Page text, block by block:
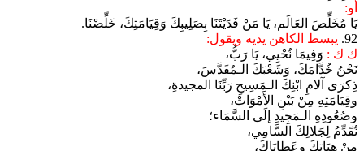
أو:
يَا مُخَلِّصَ العَالَم، يَا مَنْ فَدَيْتَنَا بِصَلِيبِكَ وَقِيَامَتِكَ، خَلِّصْنَا.
92. يبسط الكاهن يديه ويقول:
ك ك : وَفِيمَا نُحْيِي، يَا رَبُّ،
نَحْنُ خُدَّامَكَ، وَشَعْبَكَ الـمُقَدَّسَ،
ذِكرَى آلامِ ابْنِكَ الـمَسِيحِ رَبِّنَا المجيدةِ،
وقِيَامَتِهِ مِنْ بَيْنِ الأَمْوَاتْ،
وصُعُودِهِ الـمَجِيدِ إلَى السَّمَاء؛
نُقَدِّمُ لِجَلالِكَ السَّامِي،
مِنْ هِبَاتِكَ وعَطايَاكَ،